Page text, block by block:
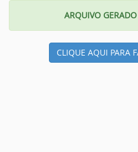
ARQUIVO
CLIQUE AQUI PARA